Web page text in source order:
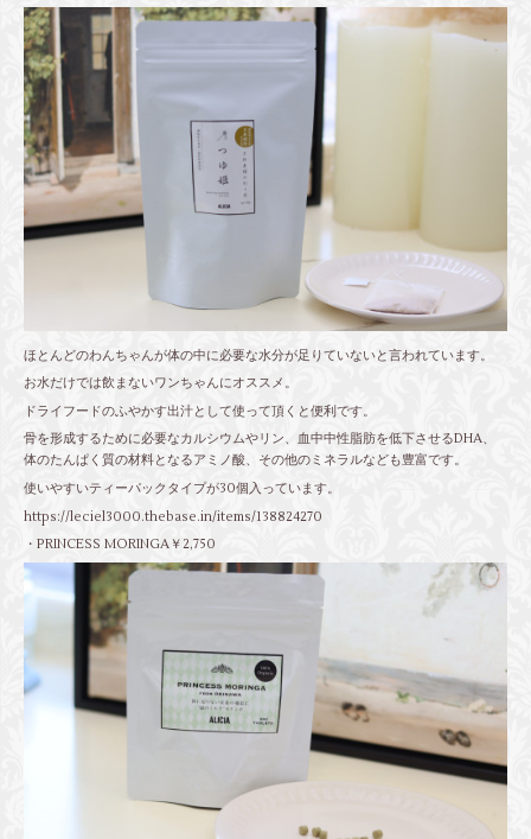
ほとんどのわんちゃんが体の中に必要な水分が足りていないと言われています。
お水だけでは飲まないワンちゃんにオススメ。
ドライフードのふやかす出汁として使って頂くと便利です。
骨を形成するために必要なカルシウムやリン、血中中性脂肪を低下させるDHA、
体のたんぱく質の材料となるアミノ酸、その他のミネラルなども豊富です。
使いやすいティーパックタイプが30個入っています。
https://leciel3000.thebase.in/items/138824270
・PRINCESS MORINGA￥2,750